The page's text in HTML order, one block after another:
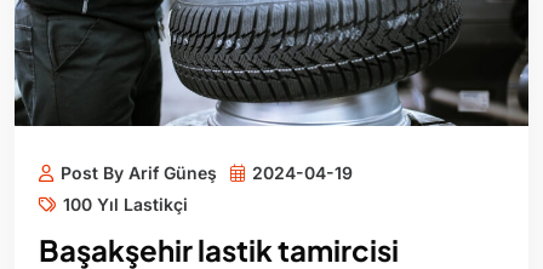
Post By Arif Güneş
2024-04-19
100 Yıl Lastikçi
Başakşehir lastik tamircisi